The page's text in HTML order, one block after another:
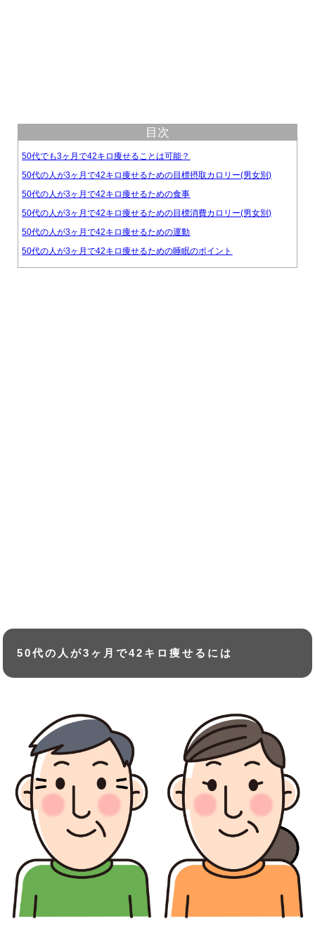
目次
50代でも3ヶ月で42キロ痩せることは可能？
50代の人が3ヶ月で42キロ痩せるための目標摂取カロリー(男女別)
50代の人が3ヶ月で42キロ痩せるための食事
50代の人が3ヶ月で42キロ痩せるための目標消費カロリー(男女別)
50代の人が3ヶ月で42キロ痩せるための運動
50代の人が3ヶ月で42キロ痩せるための睡眠のポイント
50代の人が3ヶ月で42キロ痩せるには